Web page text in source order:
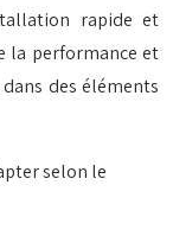
rapide et
la performance et
des éléments
selon le